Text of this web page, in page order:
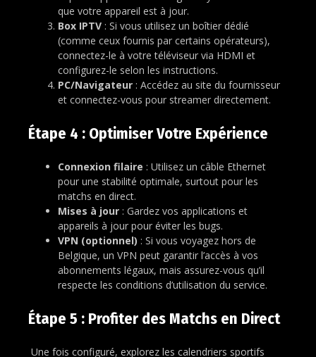
que votre appareil est à jour.
Box IPTV : Si vous utilisez un boîtier dédié
(comme ceux fournis par certains opérateurs),
connectez-le à votre téléviseur via HDMI et
configurez-le selon les instructions.
PC/Navigateur : Accédez au site du fournisseur
et connectez-vous pour streamer directement.
Étape 4 : Optimiser Votre Expérience
Connexion filaire : Utilisez un câble Ethernet
pour une stabilité optimale, surtout pour les
matchs en direct.
Mises à jour : Gardez vos applications et
appareils à jour pour éviter les bugs.
VPN (optionnel) : Si vous voyagez hors de
Belgique, un VPN peut garantir l’accès à vos
abonnements légaux, mais assurez-vous qu’il
respecte les conditions d’utilisation du service.
Étape 5 : Profiter des Matchs en Direct
Une fois configuré, explorez les calendriers sportifs